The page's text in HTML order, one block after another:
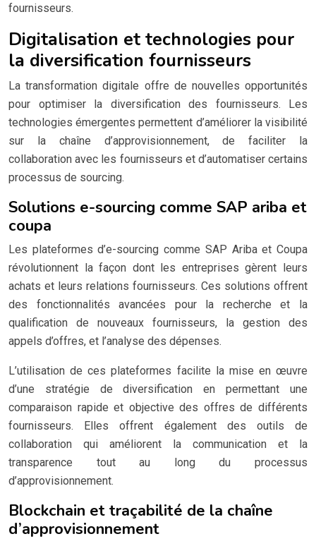
fournisseurs.
Digitalisation et technologies pour
la diversification fournisseurs
La transformation digitale offre de nouvelles opportunités
pour optimiser la diversification des fournisseurs. Les
technologies émergentes permettent d’améliorer la visibilité
sur la chaîne d’approvisionnement, de faciliter la
collaboration avec les fournisseurs et d’automatiser certains
processus de sourcing.
Solutions e-sourcing comme SAP ariba et
coupa
Les plateformes d’e-sourcing comme SAP Ariba et Coupa
révolutionnent la façon dont les entreprises gèrent leurs
achats et leurs relations fournisseurs. Ces solutions offrent
des fonctionnalités avancées pour la recherche et la
qualification de nouveaux fournisseurs, la gestion des
appels d’offres, et l’analyse des dépenses.
L’utilisation de ces plateformes facilite la mise en œuvre
d’une stratégie de diversification en permettant une
comparaison rapide et objective des offres de différents
fournisseurs. Elles offrent également des outils de
collaboration qui améliorent la communication et la
transparence tout au long du processus
d’approvisionnement.
Blockchain et traçabilité de la chaîne
d’approvisionnement